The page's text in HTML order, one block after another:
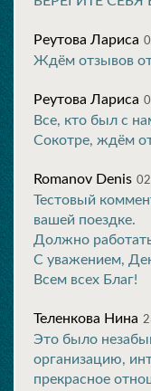
Реутова Лариса
Ждём отзывов от
Реутова Лариса
Все, кто был с
Сокотре, ждём
Romanov Denis
Тестовый
вашей поездке.
Должно
С уважением,
Всем всех Благ!
Теленкова Нина
Это было
организацию,
прекрасное